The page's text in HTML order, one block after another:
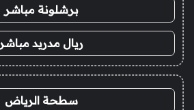
برشلونة مباشر
ريال مدريد مباشر
سطحة الرياض